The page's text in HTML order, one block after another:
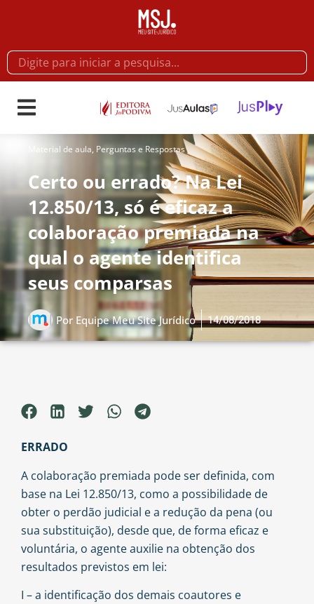
Material de aula, Perguntas e Respostas
Certo ou errado? Na Lei
12.850/13, só é eficaz a
colaboração premiada na
qual o agente identifica
seus comparsas
Por Equipe Meu Site Jurídico 14/08/2018
ERRADO
A colaboração premiada pode ser definida, com
base na Lei 12.850/13, como a possibilidade de
obter o perdão judicial e a redução da pena (ou
sua substituição), desde que, de forma eficaz e
voluntária, o agente auxilie na obtenção dos
resultados previstos em lei:
I – a identificação dos demais coautores e